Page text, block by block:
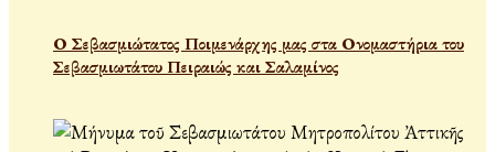
Ο Σεβασμιώτατος Ποιμενάρχης μας στα Ονομαστήρια του
Σεβασμιωτάτου Πειραιώς και Σαλαμίνος